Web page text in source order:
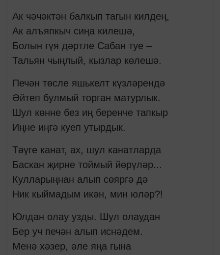
Ак чәчәктән балкып тагын килдең,
Ак алъяпкыч сиңа килешә,
Болын гүя дәртле Сабан туе –
Тальян чыңлый, кызлар көлешә.
Печән төсле яшькелт күзләрендә
Әйтеп булмый торган матурлык.
Шул көнне без иң беренче тапкыр
Иңне иңгә куеп утырдык.
Тәүге канат, ах, шул канатларда
Баскан җирне тоймый йөрүләр...
Кулларыңнан алып сөяргә дә
Ник кыймадым икән, мин юләр?!
Юлдан олау узды. Шул олаудан
Бер уч печән алып иснәдем.
Менә хәзер, әле яңа гына